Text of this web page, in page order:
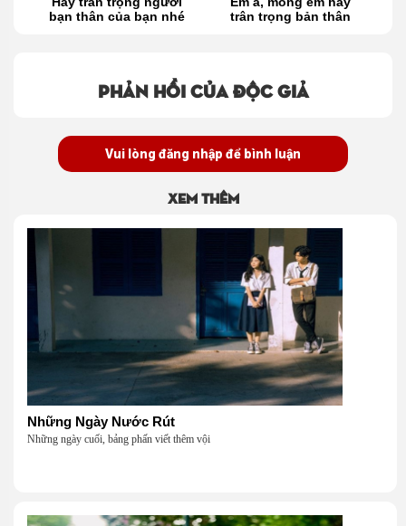
bạn thân của bạn nhé
trân trọng bản thân
Phản hồi của độc giả
Vui lòng đăng nhập để bình luận
Xem thêm
Những Ngày Nước Rút
Những ngày cuối, bảng phấn viết thêm vội